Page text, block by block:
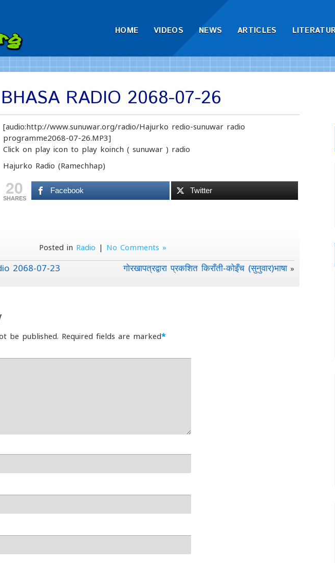
HOME VIDEOS NEWS ARTICLES
RADIO 2068-07-26
[audio:http://www.sunuwar.org/radio/Hajurko redio-sunuwar radio
programme2068-07-26.MP3]
Click on play icon to play koinch ( sunuwar ) radio
Hajurko Radio (Ramechhap)
20
SHARES
Facebook Twitter
Posted in Radio | No Comments »
2068-07-23 गोरखापत्रद्वारा प्रकशित किराँती-कोइँच (सुनुवार)भाषा »
be published. Required fields are marked*